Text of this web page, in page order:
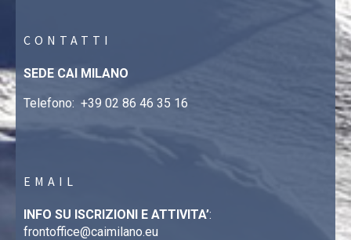
CONTATTI
SEDE CAI MILANO
Telefono: +39 02 86 46 35 16
EMAIL
INFO SU ISCRIZIONI E ATTIVITA’:
frontoffice@caimilano.eu